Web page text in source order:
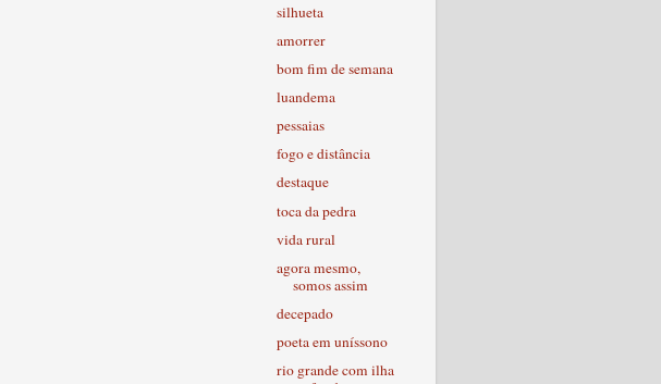
silhueta
amorrer
bom fim de semana
luandema
pessaias
fogo e distância
destaque
toca da pedra
vida rural
agora mesmo,
somos assim
decepado
poeta em uníssono
rio grande com ilha